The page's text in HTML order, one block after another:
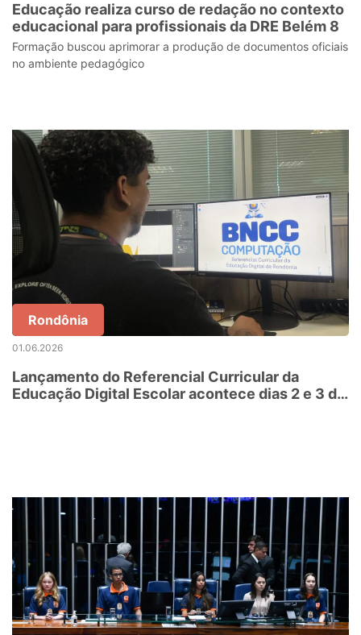
Educação realiza curso de redação no contexto
educacional para profissionais da DRE Belém 8
Formação buscou aprimorar a produção de documentos oficiais
no ambiente pedagógico
Rondônia
01.06.2026
Lançamento do Referencial Curricular da
Educação Digital Escolar acontece dias 2 e 3 de